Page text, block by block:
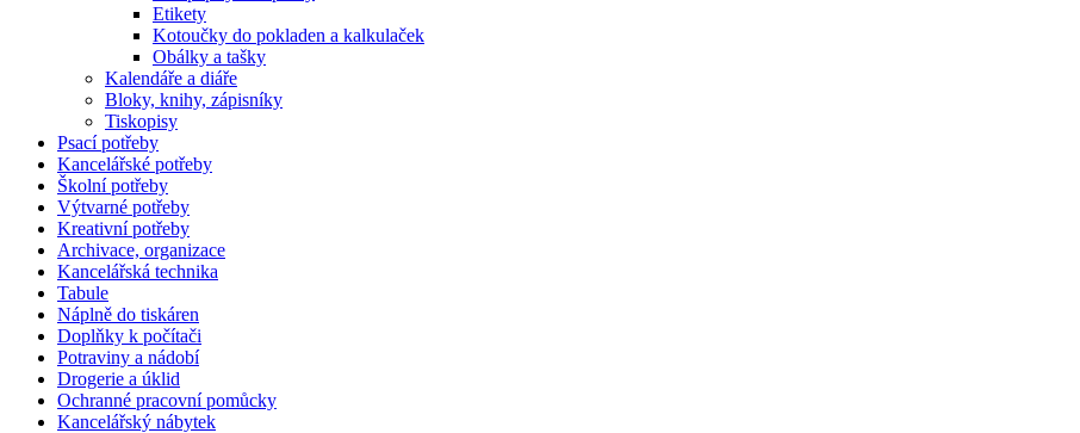
Etikety
Kotoučky do pokladen a kalkulaček
Obálky a tašky
Kalendáře a diáře
Bloky, knihy, zápisníky
Tiskopisy
Psací potřeby
Kancelářské potřeby
Školní potřeby
Výtvarné potřeby
Kreativní potřeby
Archivace, organizace
Kancelářská technika
Tabule
Náplně do tiskáren
Doplňky k počítači
Potraviny a nádobí
Drogerie a úklid
Ochranné pracovní pomůcky
Kancelářský nábytek